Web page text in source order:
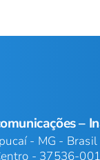
–
- MG - Brasil
- 37536-001